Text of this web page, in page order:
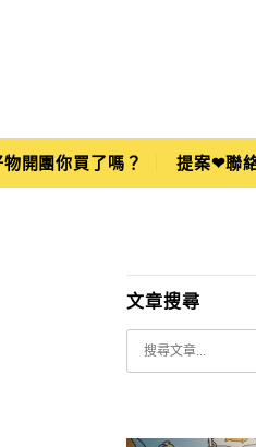
開團你買了嗎？ 提案❤聯
文章搜尋